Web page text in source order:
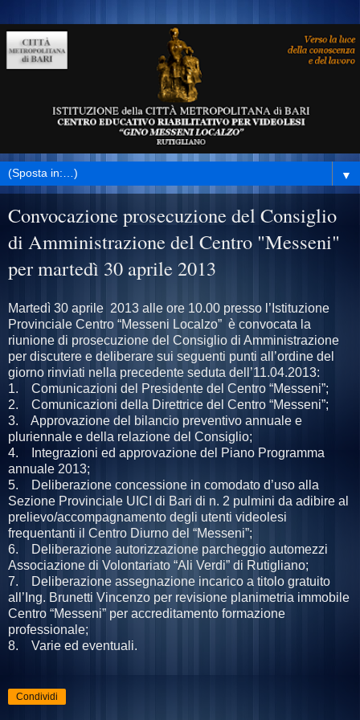
▼
Convocazione prosecuzione del Consiglio
di Amministrazione del Centro "Messeni"
per martedì 30 aprile 2013
Martedì 30 aprile 2013 alle ore 10.00 presso l’Istituzione
Provinciale Centro “Messeni Localzo” è convocata la
riunione di prosecuzione del Consiglio di Amministrazione
per discutere e deliberare sui seguenti punti all’ordine del
giorno rinviati nella precedente seduta dell’11.04.2013:
1. Comunicazioni del Presidente del Centro “Messeni”;
2. Comunicazioni della Direttrice del Centro “Messeni”;
3. Approvazione del bilancio preventivo annuale e
pluriennale e della relazione del Consiglio;
4. Integrazioni ed approvazione del Piano Programma
annuale 2013;
5. Deliberazione concessione in comodato d’uso alla
Sezione Provinciale UICI di Bari di n. 2 pulmini da adibire al
prelievo/accompagnamento degli utenti videolesi
frequentanti il Centro Diurno del “Messeni”;
6. Deliberazione autorizzazione parcheggio automezzi
Associazione di Volontariato “Ali Verdi” di Rutigliano;
7. Deliberazione assegnazione incarico a titolo gratuito
all’Ing. Brunetti Vincenzo per revisione planimetria immobile
Centro “Messeni” per accreditamento formazione
professionale;
8. Varie ed eventuali.
Condividi